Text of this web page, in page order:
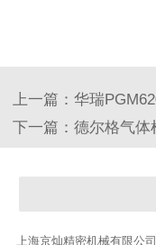
上海京灿精密机械有限公司